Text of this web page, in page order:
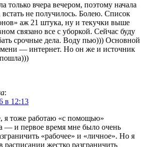
только вчера вечером, поэтому начала
не получилось. Болею. Список
аж 21 штука, ну и текучки выше
связано все с уборкой. Сейчас буду
срочные дела. Воду пью))) Основной
— интернет. Но он же и источник
:
в 12:13
я тоже работаю «с помощью»
— и первое время мне было очень
«рабочее» и «личное». Но я
расписании жестко разграничить